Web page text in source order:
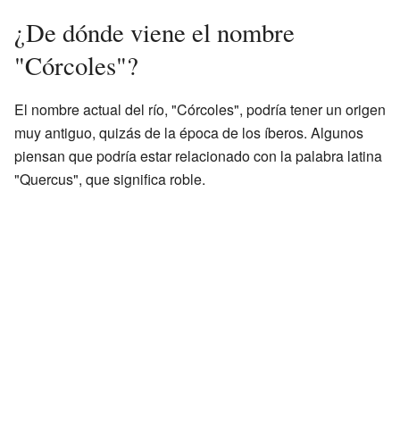
¿De dónde viene el nombre
"Córcoles"?
El nombre actual del río, "Córcoles", podría tener un origen
muy antiguo, quizás de la época de los íberos. Algunos
piensan que podría estar relacionado con la palabra latina
"Quercus", que significa roble.